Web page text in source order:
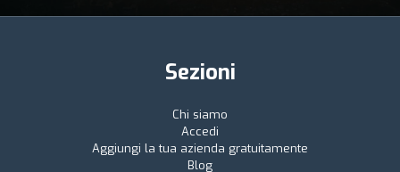
Sezioni
Chi siamo
Accedi
Aggiungi la tua azienda gratuitamente
Blog